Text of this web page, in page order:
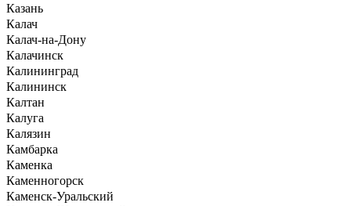
Казань
Калач
Калач-на-Дону
Калачинск
Калининград
Калининск
Калтан
Калуга
Калязин
Камбарка
Каменка
Каменногорск
Каменск-Уральский